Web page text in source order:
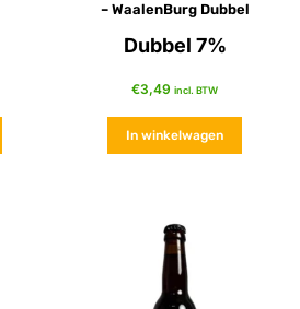
– WaalenBurg Dubbel
Dubbel 7%
€3,49 incl. BTW
In winkelwagen